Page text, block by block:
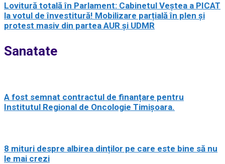
Lovitură totală în Parlament: Cabinetul Veștea a PICAT
la votul de învestitură! Mobilizare parțială în plen și
protest masiv din partea AUR și UDMR
Sanatate
A fost semnat contractul de finanțare pentru
Institutul Regional de Oncologie Timișoara.
8 mituri despre albirea dinților pe care este bine să nu
le mai crezi